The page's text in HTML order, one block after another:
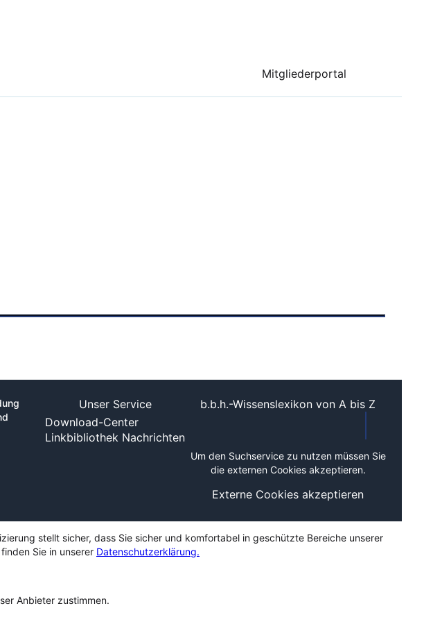
Mitgliederportal
Unser Service
Download-Center
Linkbibliothek Nachrichten
b.b.h.-Wissenslexikon von A bis Z
Um den Suchservice zu nutzen müssen Sie
die externen Cookies akzeptieren.
Externe Cookies akzeptieren
stellt sicher, dass Sie sicher und komfortabel in geschützte Bereiche unserer
Sie in unserer Datenschutzerklärung.
Anbieter zustimmen.